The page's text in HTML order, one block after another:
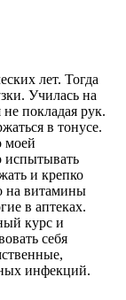
лет. Тогда
Училась на
не покладая рук.
в тонусе.
моей
испытывать
и крепко
на витамины
в аптеках.
курс и
себя
инфекций.